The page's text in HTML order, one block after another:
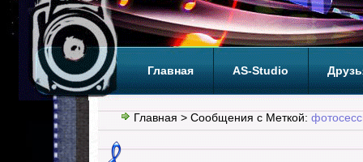
Главная AS-Studio
Теги ТОП
Главная > Сообщения с Меткой: